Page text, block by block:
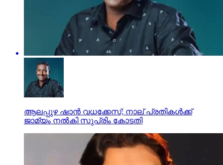
ആലപ്പുഴ ഷാൻ വധക്കേസ്; നാല് പ്രതികൾക്ക്
ജാമ്യം നൽകി സുപ്രിം കോടതി